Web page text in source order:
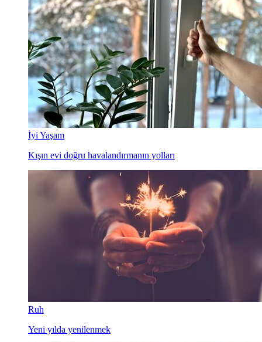
İyi Yaşam
Kışın evi doğru havalandırmanın yolları
Ruh
Yeni yılda yenilenmek